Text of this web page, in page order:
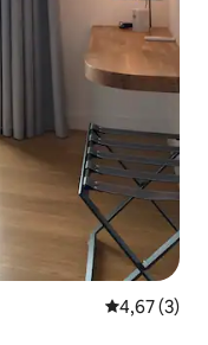
4,67 de
4,67 (3)